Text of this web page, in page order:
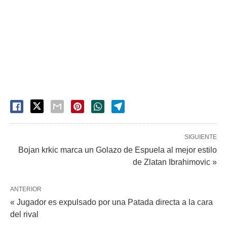
SIGUIENTE
Bojan krkic marca un Golazo de Espuela al mejor estilo
de Zlatan Ibrahimovic »
ANTERIOR
« Jugador es expulsado por una Patada directa a la cara
del rival